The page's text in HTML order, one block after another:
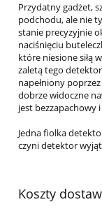
Przydatny gadżet,
podchodu, ale nie
stanie precyzyjnie
naciśnięciu
które niesione siłą
zaletą tego
napełniony
dobrze widoczne
jest bezzapachowy
Jedna fiolka
czyni detektor
Koszty